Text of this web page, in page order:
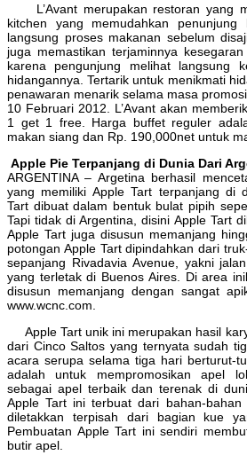
L’Avant merupakan restoran yang
kitchen yang memudahkan penunjung
langsung proses makanan sebelum
juga memastikan terjaminnya
karena pengunjung melihat langsung
hidangannya. Tertarik untuk menikmati
penawaran menarik selama masa
10 Februari 2012. L’Avant akan
1 get 1 free. Harga buffet reguler
makan siang dan Rp. 190,000net untuk
Apple Pie Terpanjang di Dunia Dari
ARGENTINA – Argetina berhasil
yang memiliki Apple Tart terpanjang di
Tart dibuat dalam bentuk bulat pipih
Tapi tidak di Argentina, disini Apple Tart
Apple Tart juga disusun memanjang
potongan Apple Tart dipindahkan dari
sepanjang Rivadavia Avenue, yakni
yang terletak di Buenos Aires. Di area
disusun memanjang dengan sangat
www.wcnc.com.
Apple Tart unik ini merupakan hasil
dari Cinco Saltos yang ternyata sudah
acara serupa selama tiga hari berturut-
adalah untuk mempromosikan apel
sebagai apel terbaik dan terenak di
Apple Tart ini terbuat dari bahan-
diletakkan terpisah dari bagian kue
Pembuatan Apple Tart ini sendiri
butir apel.